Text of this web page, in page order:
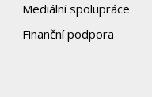
Mediální spolupráce
Finanční podpora